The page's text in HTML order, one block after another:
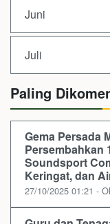
Juni
Juli
Paling
Gema Persada
Persembahkan
Soundsport
Keringat, dan
27/10/2025 01:21 -